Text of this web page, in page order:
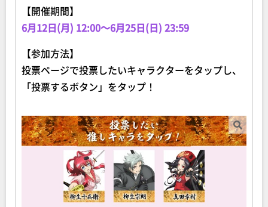
【開催期間】
6月12日(月) 12:00～6月25日(日) 23:59
【参加方法】
投票ページで投票したいキャラクターをタップし、
「投票するボタン」をタップ！